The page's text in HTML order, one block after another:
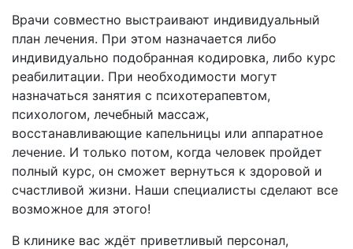
Врачи совместно выстраивают индивидуальный
план лечения. При этом назначается либо
индивидуально подобранная кодировка, либо курс
реабилитации. При необходимости могут
назначаться занятия с психотерапевтом,
психологом, лечебный массаж,
восстанавливающие капельницы или аппаратное
лечение. И только потом, когда человек пройдет
полный курс, он сможет вернуться к здоровой и
счастливой жизни. Наши специалисты сделают все
возможное для этого!
В клинике вас ждёт приветливый персонал,